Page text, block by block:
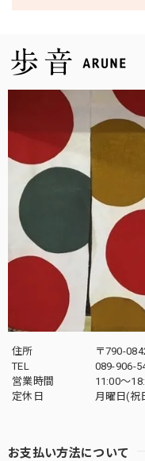
住所
〒790-
TEL
089-906-
営業時間
11:00〜
定休日
月曜日(祝
お支払い方法について